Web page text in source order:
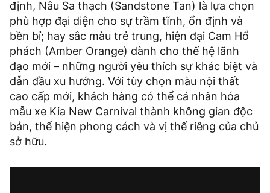
định, Nâu Sa thạch (Sandstone Tan) là lựa chọn
phù hợp đại diện cho sự trầm tĩnh, ổn định và
bền bỉ; hay sắc màu trẻ trung, hiện đại Cam Hổ
phách (Amber Orange) dành cho thế hệ lãnh
đạo mới – những người yêu thích sự khác biệt và
dẫn đầu xu hướng. Với tùy chọn màu nội thất
cao cấp mới, khách hàng có thể cá nhân hóa
mẫu xe Kia New Carnival thành không gian độc
bản, thể hiện phong cách và vị thế riêng của chủ
sở hữu.